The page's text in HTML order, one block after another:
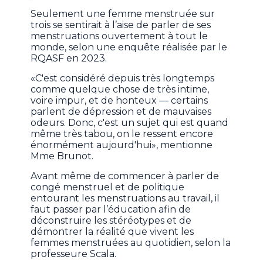
Seulement une femme menstruée sur
trois se sentirait à l’aise de parler de ses
menstruations ouvertement à tout le
monde, selon une enquête réalisée par le
RQASF en 2023.
«C'est considéré depuis très longtemps
comme quelque chose de très intime,
voire impur, et de honteux — certains
parlent de dépression et de mauvaises
odeurs. Donc, c'est un sujet qui est quand
même très tabou, on le ressent encore
énormément aujourd'hui», mentionne
Mme Brunot.
Avant même de commencer à parler de
congé menstruel et de politique
entourant les menstruations au travail, il
faut passer par l’éducation afin de
déconstruire les stéréotypes et de
démontrer la réalité que vivent les
femmes menstruées au quotidien, selon la
professeure Scala.